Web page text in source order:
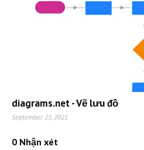
diagrams.net - Vẽ lưu đồ
September 25, 2021
0 Nhận xét